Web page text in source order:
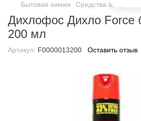
Бытовая химия Средства защиты
Дихлофос Дихло Force
200 мл
Артикул: F0000013200 Оставить отзыв